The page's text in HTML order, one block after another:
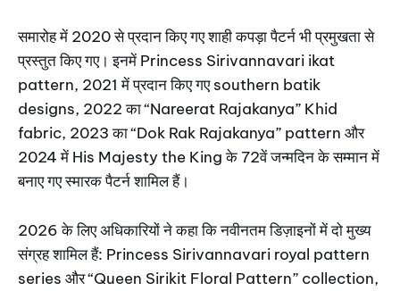
समारोह में 2020 से प्रदान किए गए शाही कपड़ा पैटर्न भी प्रमुखता से
प्रस्तुत किए गए। इनमें Princess Sirivannavari ikat
pattern, 2021 में प्रदान किए गए southern batik
designs, 2022 का “Nareerat Rajakanya” Khid
fabric, 2023 का “Dok Rak Rajakanya” pattern और
2024 में His Majesty the King के 72वें जन्मदिन के सम्मान में
बनाए गए स्मारक पैटर्न शामिल हैं।
2026 के लिए अधिकारियों ने कहा कि नवीनतम डिज़ाइनों में दो मुख्य
संग्रह शामिल हैं: Princess Sirivannavari royal pattern
series और “Queen Sirikit Floral Pattern” collection,